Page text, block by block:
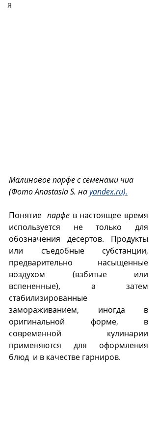
Я
Малиновое парфе с семенами чиа
(Фото Anastasia S. на yandex.ru).
Понятие парфе в настоящее время
используется не только для
обозначения  десертов.  Продукты
или съедобные субстанции,
предварительно насыщенные
воздухом (взбитые или
вспененные), а затем
стабилизированные
замораживанием, иногда в
оригинальной форме, в
современной кулинарии
применяются для оформления
блюд  и в качестве гарниров.